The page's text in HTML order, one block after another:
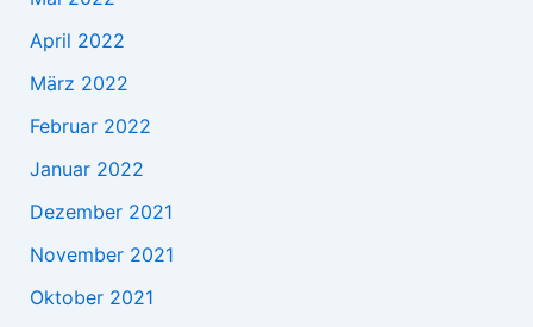
April 2022
März 2022
Februar 2022
Januar 2022
Dezember 2021
November 2021
Oktober 2021